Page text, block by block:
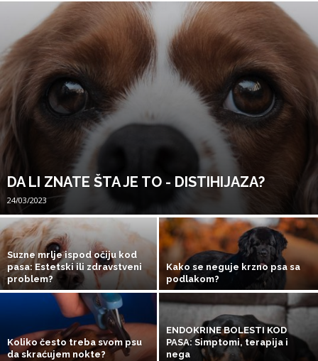
DA LI ZNATE ŠTA JE TO - DISTIHIJAZA?
24/03/2023
Suzne mrlje ispod očiju kod
pasa: Estetski ili zdravstveni
problem?
Kako se neguje krzno psa sa
podlakom?
Koliko često treba svom psu
da skraćujem nokte?
ENDOKRINE BOLESTI KOD
PASA: Simptomi, terapija i
nega